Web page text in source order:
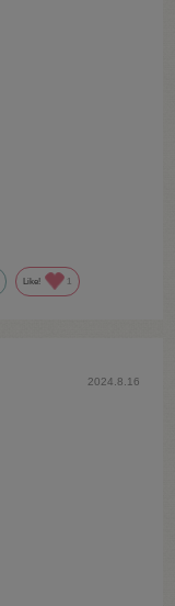
Like!
2024.8.16